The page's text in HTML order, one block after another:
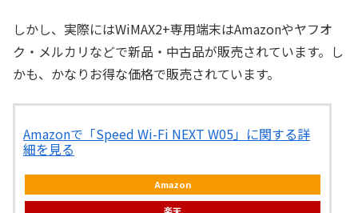
しかし、実際にはWiMAX2+専用端末はAmazonやヤフオ
ク・メルカリなどで新品・中古品が販売されています。し
かも、かなりお得な価格で販売されています。
Amazonで「Speed Wi-Fi NEXT W05」に関する詳
細を見る
Amazon